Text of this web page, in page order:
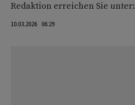
Redaktion erreichen Sie unter:
10.03.2026 06:29